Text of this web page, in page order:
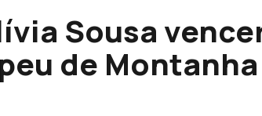
Sousa
de